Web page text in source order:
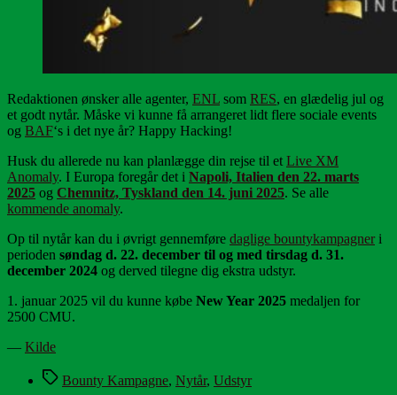
Redaktionen ønsker alle agenter, ENL som RES, en glædelig jul og
et godt nytår. Måske vi kunne få arrangeret lidt flere sociale events
og BAF‘s i det nye år? Happy Hacking!
Husk du allerede nu kan planlægge din rejse til et Live XM
Anomaly. I Europa foregår det i Napoli, Italien den 22. marts
2025 og Chemnitz, Tyskland den 14. juni 2025. Se alle
kommende anomaly.
Op til nytår kan du i øvrigt gennemføre daglige bountykampagneri
perioden søndag d. 22. december til og med tirsdag d. 31.
december 2024 og derved tilegne dig ekstra udstyr.
1. januar 2025 vil du kunne købe New Year 2025 medaljen for
2500 CMU.
— Kilde
TagsBounty Kampagne, Nytår, Udstyr